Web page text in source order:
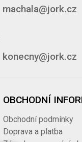
machala@jork.cz
konecny@jork.cz
OBCHODNÍ
Obchodní podmínky
Doprava a platba